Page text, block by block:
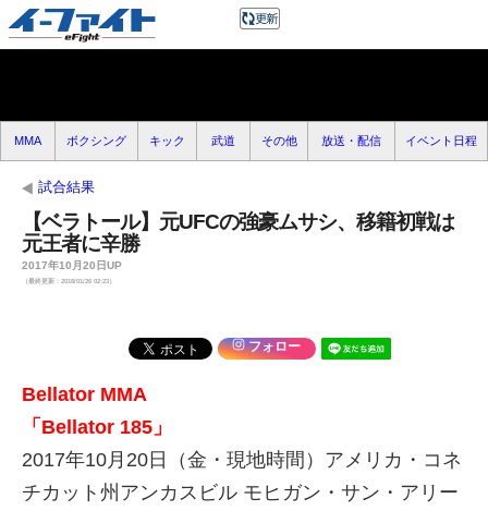
MMA ボクシング キック 武道 その他 放送・配信 イベント日程
試合結果
【ベラトール】元UFCの強豪ムサシ、移籍初戦は
元王者に辛勝
2017年10月20日UP
（最終更新：2018/01/26 02:23）
フォロー
Bellator MMA
「Bellator 185」
2017年10月20日（金・現地時間）アメリカ・コネ
チカット州アンカスビル モヒガン・サン・アリー